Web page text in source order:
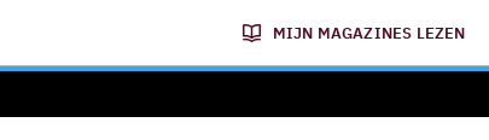
MIJN MAGAZINES LEZEN